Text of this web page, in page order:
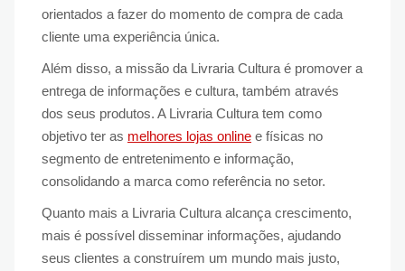
orientados a fazer do momento de compra de cada
cliente uma experiência única.
Além disso, a missão da Livraria Cultura é promover a
entrega de informações e cultura, também através
dos seus produtos. A Livraria Cultura tem como
objetivo ter as melhores lojas online e físicas no
segmento de entretenimento e informação,
consolidando a marca como referência no setor.
Quanto mais a Livraria Cultura alcança crescimento,
mais é possível disseminar informações, ajudando
seus clientes a construírem um mundo mais justo,